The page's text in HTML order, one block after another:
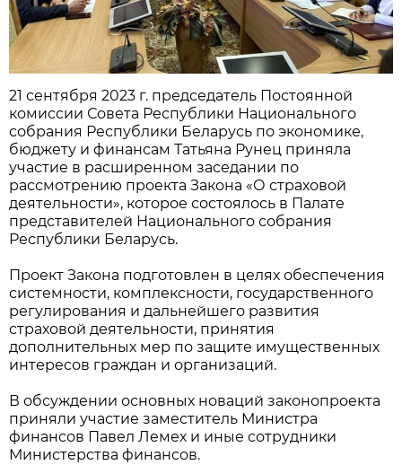
21 сентября 2023 г. председатель Постоянной
комиссии Совета Республики Национального
собрания Республики Беларусь по экономике,
бюджету и финансам Татьяна Рунец приняла
участие в расширенном заседании по
рассмотрению проекта Закона «О страховой
деятельности», которое состоялось в Палате
представителей Национального собрания
Республики Беларусь.
Проект Закона подготовлен в целях обеспечения
системности, комплексности, государственного
регулирования и дальнейшего развития
страховой деятельности, принятия
дополнительных мер по защите имущественных
интересов граждан и организаций.
В обсуждении основных новаций законопроекта
приняли участие заместитель Министра
финансов Павел Лемех и иные сотрудники
Министерства финансов.